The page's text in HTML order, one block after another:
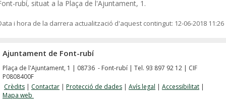
rubí, situat a la Plaça de l'Ajuntament, 1.
i hora de la darrera actualització d'aquest contingut: 12-06-2018 11:26
Ajuntament de Font-rubí
Plaça de l'Ajuntament, 1 | 08736 - Font-rubí | Tel. 93 897 92 12 | CIF
P0808400F
Crèdits | Contactar | Protecció de dades | Avís legal | Accessibilitat |
Mapa web